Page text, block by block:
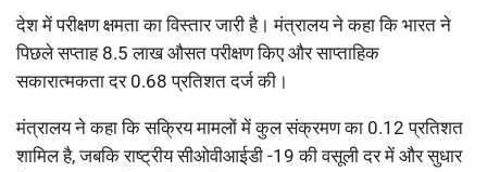
देश में परीक्षण क्षमता का विस्तार जारी है। मंत्रालय ने कहा कि भारत ने
पिछले सप्ताह 8.5 लाख औसत परीक्षण किए और साप्ताहिक
सकारात्मकता दर 0.68 प्रतिशत दर्ज की।
मंत्रालय ने कहा कि सक्रिय मामलों में कुल संक्रमण का 0.12 प्रतिशत
शामिल है, जबकि राष्ट्रीय सीओवीआईडी ​​​​-19 की वसूली दर में और सुधार